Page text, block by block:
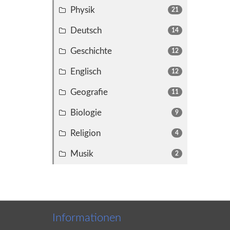
21
Physik
14
Deutsch
12
Geschichte
12
Englisch
11
Geografie
9
Biologie
4
Religion
2
Musik
Informationen